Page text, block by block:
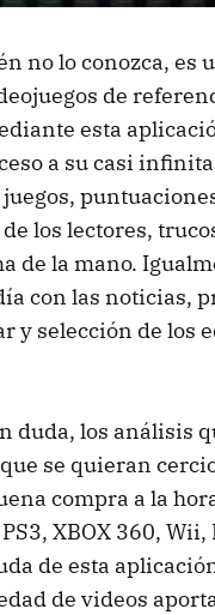
no lo conozca, es
de
esta
a su casi
los lectores,
de la mano.
con las noticias,
y selección de los
duda, los análisis
se quieran
compra a la
XBOX 360, Wii,
de esta
de videos